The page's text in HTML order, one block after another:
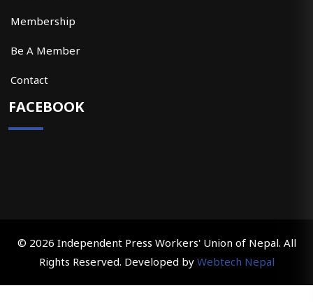
Membership
Be A Member
Contact
FACEBOOK
© 2026 Independent Press Workers' Union of Nepal. All
Rights Reserved. Developed by Webtech Nepal